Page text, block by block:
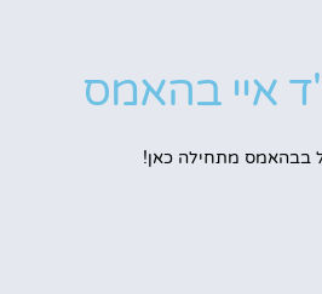
איי בהאמס
בבהאמס מתחילה כאן!